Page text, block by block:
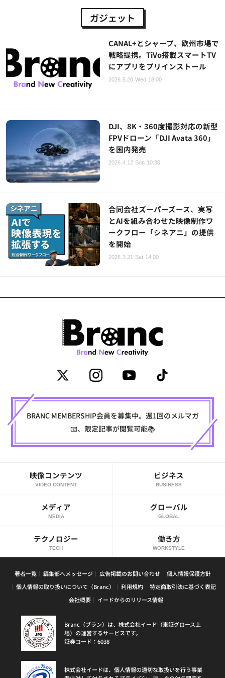
ガジェット
CANAL+とシャープ、欧州市場で
戦略提携。TiVo搭載スマートTV
にアプリをプリインストール
2026.5.20 Wed 18:00
DJI、8K・360度撮影対応の新型
FPVドローン「DJI Avata 360」
を国内発売
2026.4.12 Sun 10:30
合同会社ズーパーズース、実写
とAIを組み合わせた映像制作ワ
ークフロー「シネアニ」の提供
を開始
2026.3.21 Sat 14:00
BRANC MEMBERSHIP会員を募集中。週1回のメルマガ
📧、限定記事が閲覧可能📚
映像コンテンツ
VIDEO CONTENT
ビジネス
BUSINESS
メディア
MEDIA
グローバル
GLOBAL
テクノロジー
TECH
働き方
WORKSTYLE
著者一覧 編集部へメッセージ 広告掲載のお問い合わせ
個人情報保護方針
個人情報の取り扱いについて（Branc）
利用規約
特定商取引法に基づく表記
会社概要
イードからのリリース情報
Branc（ブラン）は、株式会社イード（東証グロース上
場）の運営するサービスです。
証券コード：6038
株式会社イードは、個人情報の適切な取扱いを行う事業